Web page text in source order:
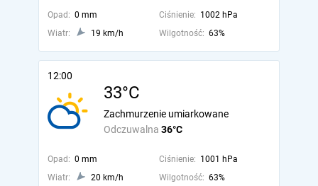
Opad: 0 mm Ciśnienie: 1002 hPa
Wiatr:
19 km/h Wilgotność: 63%
12:00
33°C
Odczuwalna 36°C
Zachmurzenie umiarkowane
Opad: 0 mm Ciśnienie: 1001 hPa
Wiatr:
20 km/h Wilgotność: 63%